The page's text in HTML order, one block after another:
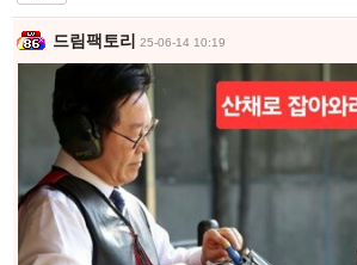
드림팩토리 25-06-14 10:19